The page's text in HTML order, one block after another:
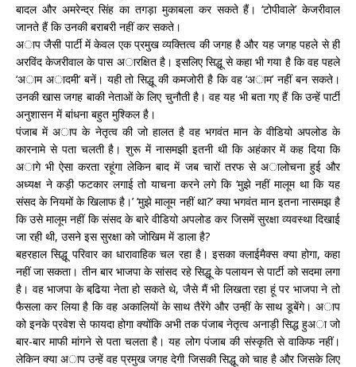
बादल और अमरेन्द्र सिंह का तगड़ा मुकाबला कर सकते हैं। ‘टोपीवाले’ केजरीवाल
जानते हैं कि उनकी बराबरी नहीं कर सकते।
अाप जैसी पार्टी में केवल एक प्रमुख व्यक्तित्व की जगह है और यह जगह पहले से ही
अरविंद केजरीवाल के पास अारक्षित है। इसलिए सिद्धू से कहा भी गया है कि वह पहले
‘अाम अादमी’ बनें। यही तो सिद्धू की कमजोरी है कि वह ‘अाम’ नहीं बन सकते।
उनकी खास जगह बाकी नेताओं के लिए चुनौती है। वह यह भी बता गए हैं कि उन्हें पार्टी
अनुशासन में बांधना बहुत मुश्किल है।
पंजाब में अाप के नेतृत्व की जो हालत है वह भगवंत मान के वीडियो अपलोड के
कारनामे से पता चलती है। शुरू में नासमझी इतनी थी कि अहंकार में कह दिया कि
अागे भी ऐसा करता रहूंगा लेकिन बाद में जब चारों तरफ से अालोचना हुई और
अध्यक्ष ने कड़ी फटकार लगाई तो याचना करने लगे कि ‘मुझे नहीं मालूम था कि यह
संसद के नियमों के खिलाफ है।’ ‘मुझे मालूम नहीं था?’ क्या भगवंत मान इतना नासमझ है
कि उसे मालूम नहीं कि संसद के बारे वीडियो अपलोड कर जिसमें सुरक्षा व्यवस्था दिखाई
जा रही थी, उसने इस सुरक्षा को जोखिम में डाला है?
बहरहाल सिद्धू परिवार का धारावाहिक चल रहा है। इसका क्लाईमैक्स क्या होगा, कहा
नहीं जा सकता। तीन बार भाजपा के सांसद रहे सिद्धू के पलायन से पार्टी को सदमा लगा
है। वह भाजपा के बढि़या नेता हो सकते थे, जैसे मैं भी लिखता रहा हूं पर भाजपा ने तो
फैसला कर लिया है कि वह अकालियों के साथ तैरेंगे और उन्हीं के साथ डूबेंगे। अाप
को इनके प्रवेश से फायदा होगा क्योंकि अभी तक पंजाब नेतृत्व अनाड़ी सिद्ध हुअा जो
बार-बार माफी मांगने से पता चलता है। यह लोग पंजाब की संस्कृति से वाकिफ नहीं।
लेकिन क्या अाप उन्हें वह प्रमुख जगह देगी जिसकी सिद्धू को चाह है और जिसके लिए